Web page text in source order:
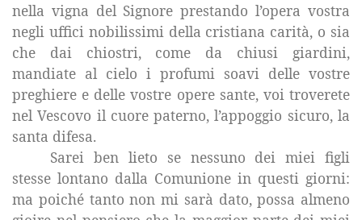
nella vigna del Signore prestando l’opera vostra
negli uffici nobilissimi della cristiana carità, o sia
che dai chiostri, come da chiusi giardini,
mandiate al cielo i profumi soavi delle vostre
preghiere e delle vostre opere sante, voi troverete
nel Vescovo il cuore paterno, l’appoggio sicuro, la
santa difesa.
Sarei ben lieto se nessuno dei miei figli
stesse lontano dalla Comunione in questi giorni:
ma poiché tanto non mi sarà dato, possa almeno